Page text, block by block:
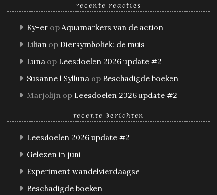
recente reacties
Ky-er op Aquamarkers van de action
Lilian op Diersymboliek: de muis
Luna op Leesdoelen 2026 update #2
Susanne l Sylluna op Beschadigde boeken
Marjolijn op Leesdoelen 2026 update #2
recente berichten
Leesdoelen 2026 update #2
Gelezen in juni
Experiment wandelvierdaagse
Beschadigde boeken